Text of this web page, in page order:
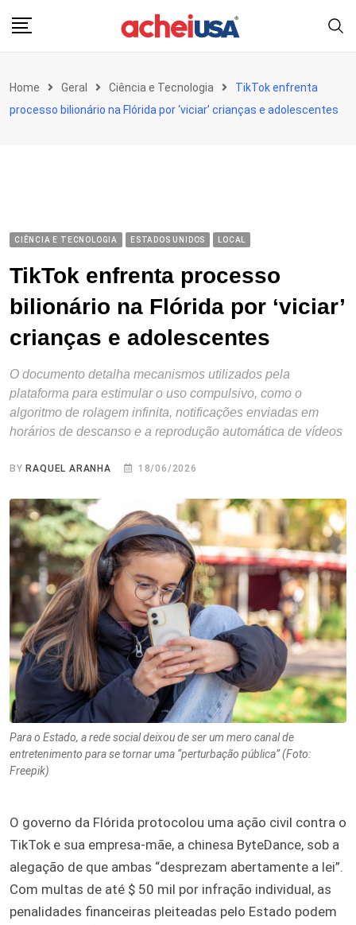
Home Geral Ciência e Tecnologia
TikTok enfrenta
processo bilionário na Flórida por ‘viciar’ crianças e adolescentes
CIÊNCIA E TECNOLOGIA ESTADOS UNIDOS LOCAL
TikTok enfrenta processo
bilionário na Flórida por ‘viciar’
crianças e adolescentes
O documento detalha mecanismos utilizados pela
plataforma para estimular o uso compulsivo, como o
algoritmo de rolagem infinita, notificações enviadas em
horários de descanso e a reprodução automática de vídeos
BYRAQUEL ARANHA 18/06/2026
Para o Estado, a rede social deixou de ser um mero canal de
entretenimento para se tornar uma “perturbação pública” (Foto:
Freepik)
O governo da Flórida protocolou uma ação civil contra o
TikTok e sua empresa-mãe, a chinesa ByteDance, sob a
alegação de que ambas “desprezam abertamente a lei”.
Com multas de até $ 50 mil por infração individual, as
penalidades financeiras pleiteadas pelo Estado podem